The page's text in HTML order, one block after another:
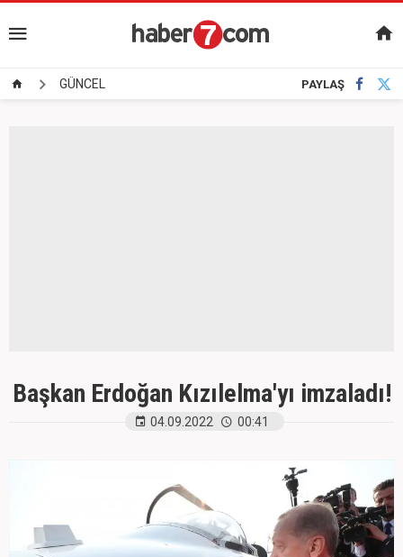
GÜNCEL PAYLAŞ
Başkan Erdoğan Kızılelma'yı imzaladı!
04.09.2022 00:41